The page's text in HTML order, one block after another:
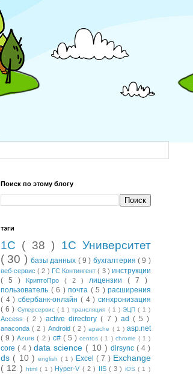
Поиск по этому блогу
тэги
1С ( 38 ) 1С Университет
( 30 ) базы данных ( 9 ) бухгалтерия( 9 )
веб-сервис( 2 ) ГС Контингент( 3 )инструкции
( 5 )
КриптоПро ( 2 ) лицензии ( 7 )
пользователь ( 6 ) почта ( 5 ) расширения
( 4 )сбербанк-онлайн ( 4 )синхронизация
( 6 ) Суперсервис ( 1 )трансляция ( 1 )ЭЦП( 1 )
Access( 2 )active directory( 7 ) ad ( 5 )
anaconda( 2 ) Android ( 2 )apache ( 1 )asp.net
( 9 )Azure( 2 ) c# ( 5 )centos( 1 ) chrome ( 1 )
core( 4 )data science ( 10 ) dirsync ( 4 )
ds ( 10 )english ( 1 ) Excel( 7 ) Exchange
( 12 )
html( 1 ) Hyper-V ( 2 ) IIS ( 3 ) iOS( 1 )